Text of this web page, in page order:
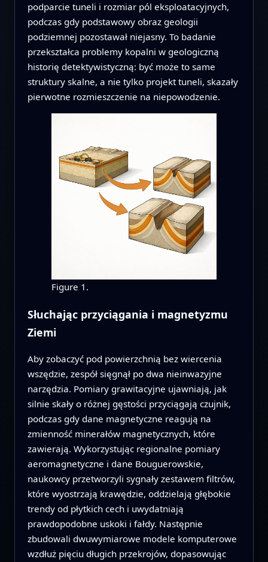
podparcie tuneli i rozmiar pól eksploatacyjnych,
podczas gdy podstawowy obraz geologii
podziemnej pozostawał niejasny. To badanie
przekształca problemy kopalni w geologiczną
historię detektywistyczną: być może to same
struktury skalne, a nie tylko projekt tuneli, skazały
pierwotne rozmieszczenie na niepowodzenie.
Figure 1.
Słuchając przyciągania i magnetyzmu
Ziemi
Aby zobaczyć pod powierzchnią bez wiercenia
wszędzie, zespół sięgnął po dwa nieinwazyjne
narzędzia. Pomiary grawitacyjne ujawniają, jak
silnie skały o różnej gęstości przyciągają czujnik,
podczas gdy dane magnetyczne reagują na
zmienność minerałów magnetycznych, które
zawierają. Wykorzystując regionalne pomiary
aeromagnetyczne i dane Bouguerowskie,
naukowcy przetworzyli sygnały zestawem filtrów,
które wyostrzają krawędzie, oddzielają głębokie
trendy od płytkich cech i uwydatniają
prawdopodobne uskoki i fałdy. Następnie
zbudowali dwuwymiarowe modele komputerowe
wzdłuż pięciu długich przekrojów, dopasowując